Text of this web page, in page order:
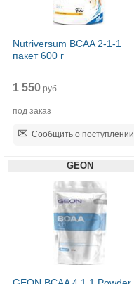
Nutriversum BCAA 2-1-1
пакет 600 г
1 550руб.
под заказ
Сообщить о поступлении
GEON